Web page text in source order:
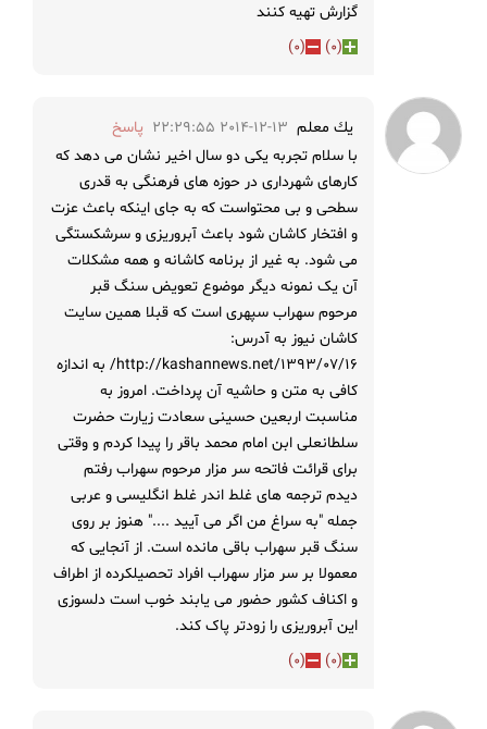
گزارش تهیه کنند
(
0
)
(
0
)
يك معلم 2014-12-13 22:29:55
پاسخ
با سلام تجربه یکی دو سال اخیر نشان می دهد که
کارهای شهرداری در حوزه های فرهنگی به قدری
سطحی و بی محتواست که به جای اینکه باعث عزت
و افتخار کاشان شود باعث آبروریزی و سرشکستگی
می شود. به غیر از برنامه کاشانه و همه مشکلات
آن یک نمونه دیگر موضوع تعویض سنگ قبر
مرحوم سهراب سپهری است که قبلا همین سایت
کاشان نیوز به آدرس:
http://kashannews.net/1393/07/16/ به اندازه
کافی به متن و حاشیه آن پرداخت. امروز به
مناسبت اربعین حسینی سعادت زیارت حضرت
سلطانعلی ابن امام محمد باقر را پیدا کردم و وقتی
برای قرائت فاتحه سر مزار مرحوم سهراب رفتم
دیدم ترجمه های غلط اندر غلط انگلیسی و عربی
جمله "به سراغ من اگر می آیید ...." هنوز بر روی
سنگ قبر سهراب باقی مانده است. از آنجایی که
معمولا بر سر مزار سهراب افراد تحصیلکرده از اطراف
و اکناف کشور حضور می یابند خوب است دلسوزی
این آبروریزی را زودتر پاک کند.
(
0
)
(
0
)